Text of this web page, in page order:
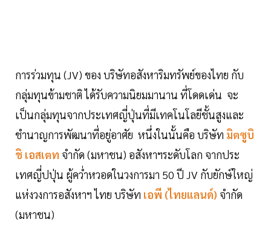
การร่วมทุน (JV) ของ บริษัทอสังหาริมทรัพย์ของไทย กับ
กลุ่มทุนข้ามชาติ ได้รับความนิยมมานาน ที่โดดเด่น จะ
เป็นกลุ่มทุนจากประเทศญี่ปุ่นที่มีเทคโนโลยีชั้นสูงและ
ชำนาญการพัฒนาที่อยู่อาศัย หนึ่งในนั้นคือ บริษัท มิตซูบิ
ชิ เอสเตท จำกัด (มหาชน) อสังหาฯระดับโลก จากประ
เทศญี่ปปุ่น ผู้ควํ่าหวอดในวงการมา 50 ปี JV กับยักษ์ใหญ่
แห่งวงการอสังหาฯ ไทย บริษัท เอพี (ไทยแลนด์) จำกัด
(มหาชน)